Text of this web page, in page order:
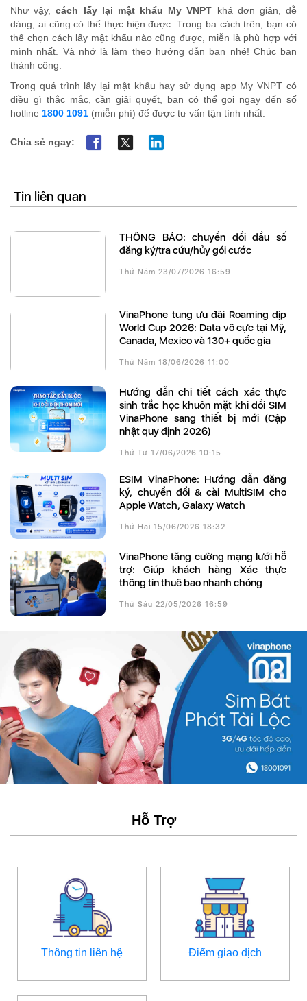
Như vậy,cách lấy lại mật khẩu My VNPT khá đơn giản, dễ
dàng, ai cũng có thể thực hiện được. Trong ba cách trên, bạn có
thể chọn cách lấy mật khẩu nào cũng được, miễn là phù hợp với
mình nhất. Và nhớ là làm theo hướng dẫn bạn nhé! Chúc bạn
thành công.
Trong quá trình lấy lại mật khẩu hay sử dụng app My VNPT có
điều gì thắc mắc, cần giải quyết, bạn có thể gọi ngay đến số
hotline 1800 1091 (miễn phí) để được tư vấn tận tình nhất.
Chia sẻ ngay:
Tin liên quan
THÔNG BÁO: chuyển đổi đầu số
đăng ký/tra cứu/hủy gói cước
Thứ Năm 23/07/2026 16:59
VinaPhone tung ưu đãi Roaming dịp
World Cup 2026: Data vô cực tại Mỹ,
Canada, Mexico và 130+ quốc gia
Thứ Năm 18/06/2026 11:00
Hướng dẫn chi tiết cách xác thực
sinh trắc học khuôn mặt khi đổi SIM
VinaPhone sang thiết bị mới (Cập
nhật quy định 2026)
Thứ Tư 17/06/2026 10:15
eSIM VinaPhone: Hướng dẫn đăng
ký, chuyển đổi & cài MultiSIM cho
Apple Watch, Galaxy Watch
Thứ Hai 15/06/2026 18:32
VinaPhone tăng cường mạng lưới hỗ
trợ: Giúp khách hàng Xác thực
thông tin thuê bao nhanh chóng
Thứ Sáu 22/05/2026 16:59
Hỗ Trợ
Thông tin liên hệ Điểm giao dịch